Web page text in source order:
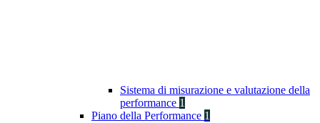
Sistema di misurazione e valutazione della
performance 1
Piano della Performance 1